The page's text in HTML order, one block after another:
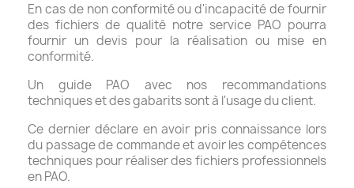
En cas de non conformité ou d'incapacité de fournir
des fichiers de qualité notre service PAO pourra
fournir un devis pour la réalisation ou mise en
conformité.
Un guide PAO avec nos recommandations
techniques et des gabarits sont à l'usage du client.
Ce dernier déclare en avoir pris connaissance lors
du passage de commande et avoir les compétences
techniques pour réaliser des fichiers professionnels
en PAO.